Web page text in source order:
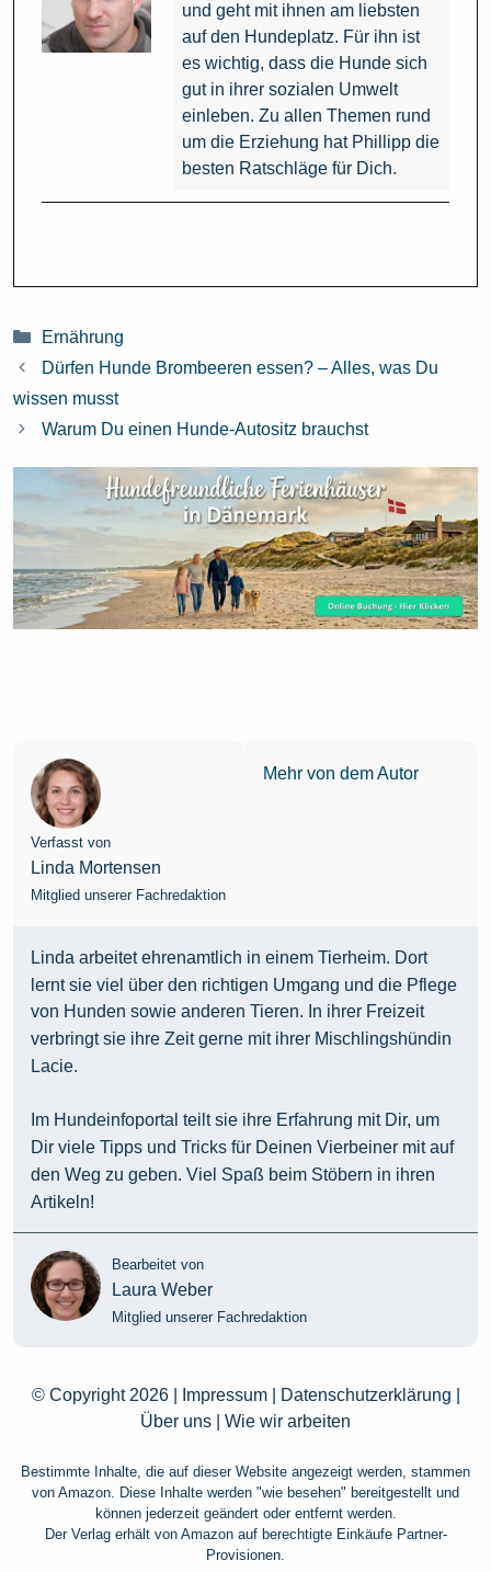
und geht mit ihnen am liebsten
auf den Hundeplatz. Für ihn ist
es wichtig, dass die Hunde sich
gut in ihrer sozialen Umwelt
einleben. Zu allen Themen rund
um die Erziehung hat Phillipp die
besten Ratschläge für Dich.
Kategorien
Ernährung
Dürfen Hunde Brombeeren essen? – Alles, was Du
wissen musst
Warum Du einen Hunde-Autositz brauchst
Verfasst von
Linda Mortensen
Mitglied unserer Fachredaktion
Mehr von dem Autor
Linda arbeitet ehrenamtlich in einem Tierheim. Dort
lernt sie viel über den richtigen Umgang und die Pflege
von Hunden sowie anderen Tieren. In ihrer Freizeit
verbringt sie ihre Zeit gerne mit ihrer Mischlingshündin
Lacie.
Im Hundeinfoportal teilt sie ihre Erfahrung mit Dir, um
Dir viele Tipps und Tricks für Deinen Vierbeiner mit auf
den Weg zu geben. Viel Spaß beim Stöbern in ihren
Artikeln!
Bearbeitet von
Laura Weber
Mitglied unserer Fachredaktion
© Copyright 2026 | Impressum| Datenschutzerklärung
Über uns
Wie wir arbeiten
Bestimmte Inhalte, die auf dieser Website angezeigt werden, stammen
von Amazon. Diese Inhalte werden "wie besehen" bereitgestellt und
können jederzeit geändert oder entfernt werden.
Der Verlag erhält von Amazon auf berechtigte Einkäufe Partner-
Provisionen.